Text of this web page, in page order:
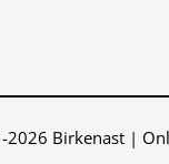
Birkenast |